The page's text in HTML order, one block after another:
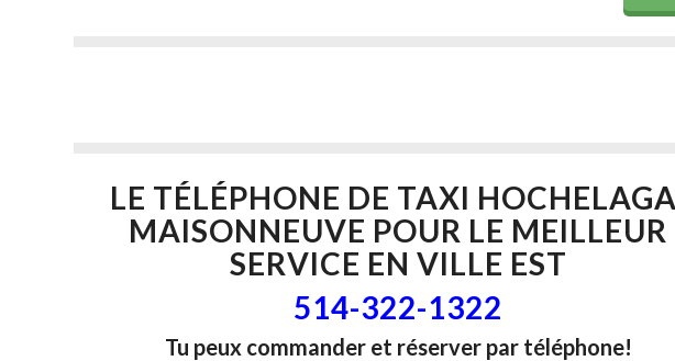
LE TÉLÉPHONE DE TAXI
MAISONNEUVE POUR LE MEILLEUR
SERVICE EN VILLE EST
514-322-1322
Tu peux commander et réserver par téléphone!